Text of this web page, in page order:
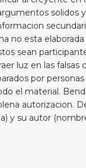
solidos
no esta
sean
luz en las
por
el material.
autorizacion.
y su autor